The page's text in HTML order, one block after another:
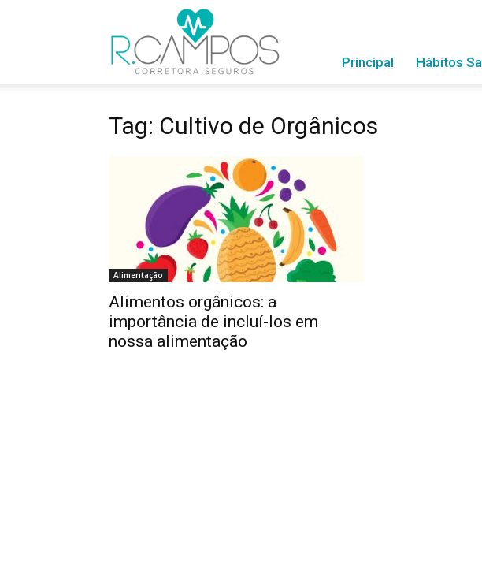
Você
Principal Hábitos
Tag: Cultivo de Orgânicos
Alimentação
Alimentos orgânicos: a
importância de incluí-los em
nossa alimentação